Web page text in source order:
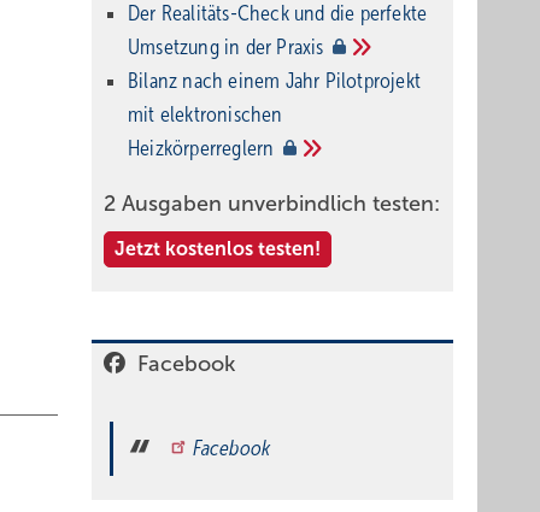
im
Der Realitäts-Check und die perfekte
Umsetzung in der Praxis
Bilanz nach einem Jahr Pilotprojekt
mit elektronischen
Heizkörperreglern
2 Ausgaben unverbindlich testen:
Jetzt kostenlos testen!
Facebook
Facebook